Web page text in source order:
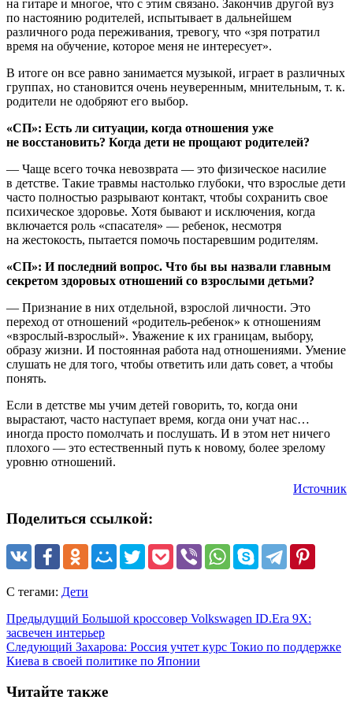
на гитаре и многое, что с этим связано. Закончив другой вуз
по настоянию родителей, испытывает в дальнейшем
различного рода переживания, тревогу, что «зря потратил
время на обучение, которое меня не интересует».
В итоге он все равно занимается музыкой, играет в различных
группах, но становится очень неуверенным, мнительным, т. к.
родители не одобряют его выбор.
«СП»: Есть ли ситуации, когда отношения уже
не восстановить? Когда дети не прощают родителей?
— Чаще всего точка невозврата — это физическое насилие
в детстве. Такие травмы настолько глубоки, что взрослые дети
часто полностью разрывают контакт, чтобы сохранить свое
психическое здоровье. Хотя бывают и исключения, когда
включается роль «спасателя» — ребенок, несмотря
на жестокость, пытается помочь постаревшим родителям.
«СП»: И последний вопрос. Что бы вы назвали главным
секретом здоровых отношений со взрослыми детьми?
— Признание в них отдельной, взрослой личности. Это
переход от отношений «родитель-ребенок» к отношениям
«взрослый-взрослый». Уважение к их границам, выбору,
образу жизни. И постоянная работа над отношениями. Умение
слушать не для того, чтобы ответить или дать совет, а чтобы
понять.
Если в детстве мы учим детей говорить, то, когда они
вырастают, часто наступает время, когда они учат нас…
иногда просто помолчать и послушать. И в этом нет ничего
плохого — это естественный путь к новому, более зрелому
уровню отношений.
Источник
Поделиться ссылкой:
С тегами: Дети
Предыдущий Большой кроссовер Volkswagen ID.Era 9X:
засвечен интерьер
Следующий Захарова: Россия учтет курс Токио по поддержке
Киева в своей политике по Японии
Читайте также